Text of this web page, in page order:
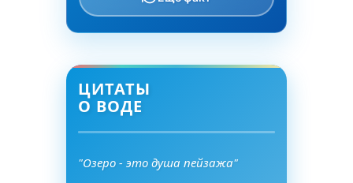
ЦИТАТЫ
О ВОДЕ
"Озеро - это душа пейзажа"